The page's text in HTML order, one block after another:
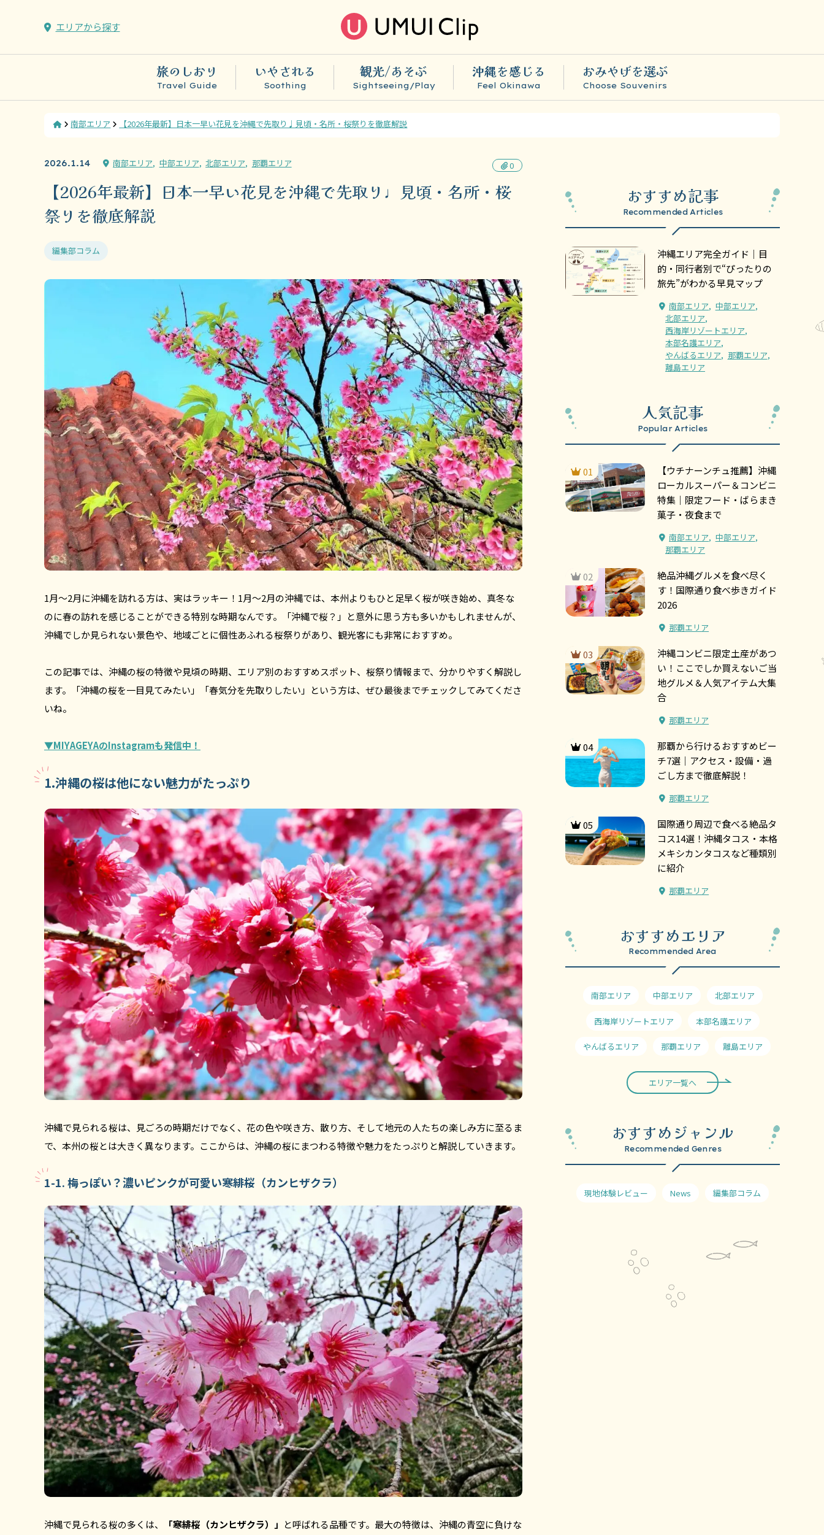
エリアから探す
旅のしおり
Travel Guide
いやされる
Soothing
観光/あそぶ
Sightseeing/Play
沖縄を感じる
Feel Okinawa
おみやげを選ぶ
Choose Souvenirs
Home
南部エリア 【2026年最新】日本一早い花見を沖縄で先取り♩見頃・名所・桜祭りを徹底解説
2026.1.14 南部エリア 中部エリア 北部エリア 那覇エリア 0
【2026年最新】日本一早い花見を沖縄で先取り♩見頃・名所・桜
祭りを徹底解説
編集部コラム
1月〜2月に沖縄を訪れる方は、実はラッキー！1月〜2月の沖縄では、本州よりもひと足早く桜が咲き始め、真冬な
のに春の訪れを感じることができる特別な時期なんです。「沖縄で桜？」と意外に思う方も多いかもしれませんが、
沖縄でしか見られない景色や、地域ごとに個性あふれる桜祭りがあり、観光客にも非常におすすめ。
この記事では、沖縄の桜の特徴や見頃の時期、エリア別のおすすめスポット、桜祭り情報まで、分かりやすく解説し
ます。「沖縄の桜を一目見てみたい」「春気分を先取りしたい」という方は、ぜひ最後までチェックしてみてくださ
いね。
▼MIYAGEYAのInstagramも発信中！
1.沖縄の桜は他にない魅力がたっぷり
沖縄で見られる桜は、見ごろの時期だけでなく、花の色や咲き方、散り方、そして地元の人たちの楽しみ方に至るま
で、本州の桜とは大きく異なります。ここからは、沖縄の桜にまつわる特徴や魅力をたっぷりと解説していきます。
1-1. 梅っぽい？濃いピンクが可愛い寒緋桜（カンヒザクラ）
沖縄で見られる桜の多くは、 「寒緋桜（カンヒザクラ）」 と呼ばれる品種です。最大の特徴は、沖縄の青空に負けな
おすすめ記事
Recommended Articles
沖縄エリア完全ガイド｜目
的・同行者別で“ぴったりの
旅先”がわかる早見マップ
南部エリア
中部エリア
北部エリア
西海岸リゾートエリア
本部名護エリア
やんばるエリア
那覇エリア
離島エリア
人気記事
Popular Articles
01
【ウチナーンチュ推薦】沖縄
ローカルスーパー＆コンビニ
特集｜限定フード・ばらまき
菓子・夜食まで
南部エリア
中部エリア
那覇エリア
02
絶品沖縄グルメを食べ尽く
す！国際通り食べ歩きガイド
2026
那覇エリア
03
沖縄コンビニ限定土産があつ
い！ここでしか買えないご当
地グルメ＆人気アイテム大集
合
那覇エリア
04
那覇から行けるおすすめビー
チ7選｜アクセス・設備・過
ごし方まで徹底解説！
那覇エリア
05
国際通り周辺で食べる絶品タ
コス14選！沖縄タコス・本格
メキシカンタコスなど種類別
に紹介
那覇エリア
おすすめエリア
Recommended Area
南部エリア 中部エリア 北部エリア
西海岸リゾートエリア 本部名護エリア
やんばるエリア 那覇エリア 離島エリア
エリア一覧へ
おすすめジャンル
Recommended Genres
現地体験レビュー News 編集部コラム